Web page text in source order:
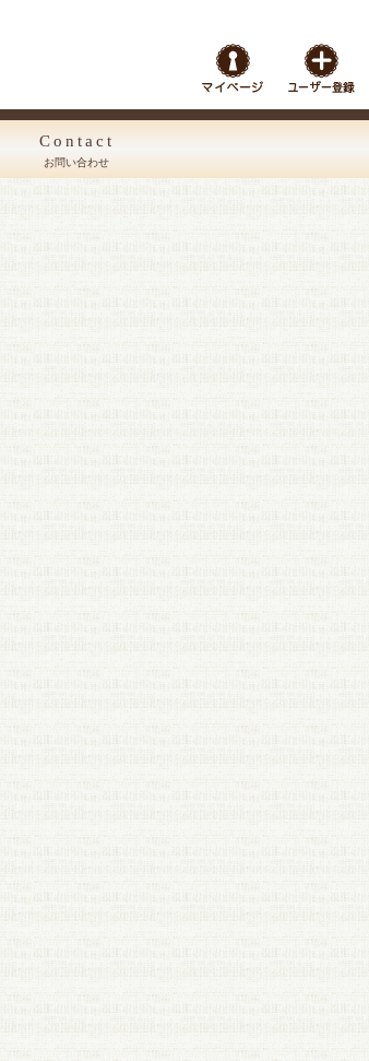
Contact
お問い合わせ